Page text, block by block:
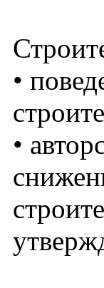
•
•